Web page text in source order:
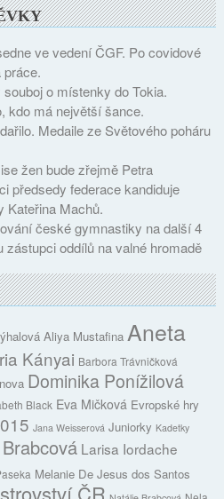
ve vedení ČGF. Po covidové
o místenky do Tokia.
kdo má největší šance.
Medaile ze Světového poháru
žen bude zřejmě Petra
předsedy federace kandiduje
Kateřina Machů.
české gymnastiky na další 4
oddílů na valné hromadě
Aliya Mustafina Aneta
Kányai Barbora Trávničková
Dominika Ponížilová
Black Eva Mičková Evropské hry
Jana Weisserová Juniorky Kadetky
Larisa Iordache
Melanie De Jesus dos Santos